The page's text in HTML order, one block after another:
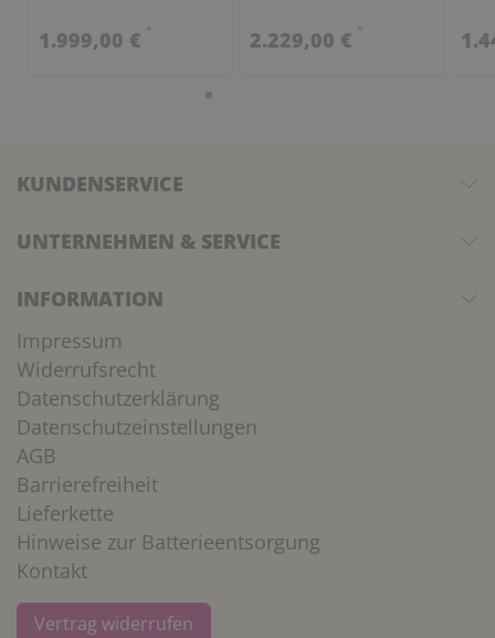
1.999,00 € * 2.229,00 € *
KUNDENSERVICE
UNTERNEHMEN & SERVICE
INFORMATION
Impressum
Widerrufsrecht
Datenschutzerklärung
Datenschutzeinstellungen
AGB
Barrierefreiheit
Lieferkette
Hinweise zur Batterieentsorgung
Kontakt
Vertrag widerrufen